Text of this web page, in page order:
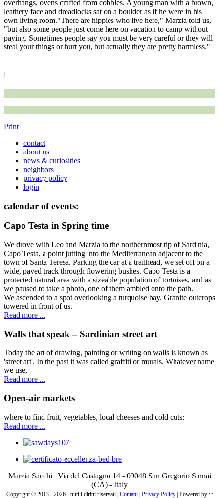
overhangs, ovens crafted from cobbles. A young man with a brown,
leathery face and dreadlocks sat on a boulder as if he were in his
own living room."There are hippies who live here," Marzia told us,
"but also some people just come here on vacation to camp without
paying. Sometimes people say you must be very careful or they will
steal your things or hurt you, but actually they are pretty harmless."
Print
contact
about us
news & curiosities
neighbors
privacy policy
login
calendar of events:
Capo Testa in Spring time
We drove with Leo and Marzia to the northernmost tip of Sardinia,
Capo Testa, a point jutting into the Mediterranean adjacent to the
town of Santa Teresa. Parking the car at a trailhead, we set off on a
wide, paved track through flowering bushes. Capo Testa is a
protected natural area with a sizeable population of tortoises, and as
we paused to take a photo, one of them ambled onto the path.
We ascended to a spot overlooking a turquoise bay. Granite outcrops
towered in front of us.
Read more ...
Walls that speak – Sardinian street art
Today the art of drawing, painting or writing on walls is known as
'street art'. In the past it was called graffiti or murals. Whatever name
we use,
Read more ...
Open-air markets
where to find fruit, vegetables, local cheeses and cold cuts:
Read more ...
Marzia Sacchi | Via del Castagno 14 - 09048 San Gregorio Sinnai
(CA) - Italy
Copyright ® 2013 - 2026 - tutti i diritti riservati | Contatti | Privacy Policy| Powered by :::